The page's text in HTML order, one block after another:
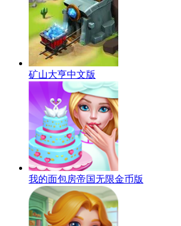
矿山大亨中文版
我的面包房帝国无限金币版